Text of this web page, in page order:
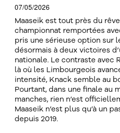
07/05/2026
Maaseik est tout près du
championnat remportées
pris une sérieuse option sur
désormais à deux victoires
nationale. Le contraste avec
là où les Limbourgeois
intensité, Knack semble au
Pourtant, dans une finale au
manches, rien n’est
Maaseik n’est plus qu’à un
depuis 2019.